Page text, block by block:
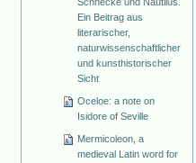
Schnecke und Nautilus.
Ein Beitrag aus
literarischer,
naturwissenschaftlicher
und kunsthistorischer
Sicht
Oceloe: a note on
Isidore of Seville
Mermicoleon, a
medieval Latin word for